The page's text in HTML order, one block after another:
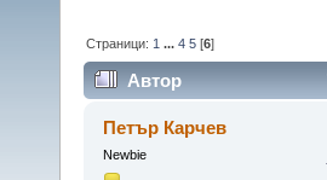
Страници: 1 ...4 5 [6]
Автор
Петър Карчев
Newbie